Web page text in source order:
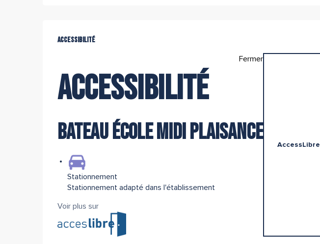
Offres de prestations
Accessibilité
Accessibilité
Fermer
Accessibilité
Bateau école Midi plaisance
Stationnement
Stationnement adapté dans l'établissement
Voir plus sur
AccessLibre